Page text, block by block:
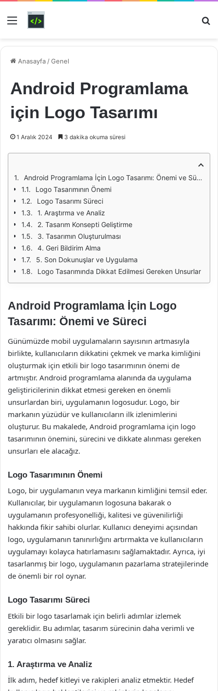
Menü
Anasayfa /Genel
Android Programlama
için Logo Tasarımı
1 Aralık 2024 3 dakika okuma süresi
Android Programlama İçin Logo Tasarımı: Önemi ve Süreci
Logo Tasarımının Önemi
Logo Tasarımı Süreci
1. Araştırma ve Analiz
2. Tasarım Konsepti Geliştirme
3. Tasarımın Oluşturulması
4. Geri Bildirim Alma
5. Son Dokunuşlar ve Uygulama
Logo Tasarımında Dikkat Edilmesi Gereken Unsurlar
Android Programlama İçin Logo
Tasarımı: Önemi ve Süreci
Günümüzde mobil uygulamaların sayısının artmasıyla
birlikte, kullanıcıların dikkatini çekmek ve marka kimliğini
oluşturmak için etkili bir logo tasarımının önemi de
artmıştır. Android programlama alanında da uygulama
geliştiricilerinin dikkat etmesi gereken en önemli
unsurlardan biri, uygulamanın logosudur. Logo, bir
markanın yüzüdür ve kullanıcıların ilk izlenimlerini
oluşturur. Bu makalede, Android programlama için logo
tasarımının önemini, sürecini ve dikkate alınması gereken
unsurları ele alacağız.
Logo Tasarımının Önemi
Logo, bir uygulamanın veya markanın kimliğini temsil eder.
Kullanıcılar, bir uygulamanın logosuna bakarak o
uygulamanın profesyonelliği, kalitesi ve güvenilirliği
hakkında fikir sahibi olurlar. Kullanıcı deneyimi açısından
logo, uygulamanın tanınırlığını artırmakta ve kullanıcıların
uygulamayı kolayca hatırlamasını sağlamaktadır. Ayrıca, iyi
tasarlanmış bir logo, uygulamanın pazarlama stratejilerinde
de önemli bir rol oynar.
Logo Tasarımı Süreci
Etkili bir logo tasarlamak için belirli adımlar izlemek
gereklidir. Bu adımlar, tasarım sürecinin daha verimli ve
yaratıcı olmasını sağlar.
1. Araştırma ve Analiz
İlk adım, hedef kitleyi ve rakipleri analiz etmektir. Hedef